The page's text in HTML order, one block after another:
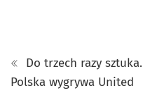
Do trzech razy sztuka.
Polska wygrywa United